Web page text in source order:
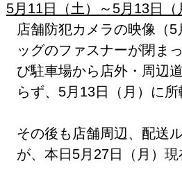
5月11日（土）～5月13日（
店舗防犯カメラの映像（
ッグのファスナーが閉ま
び駐車場から店外・周辺
らず、5月13日（月）に
その後も店舗周辺、配送
が、本日5月27日（月）